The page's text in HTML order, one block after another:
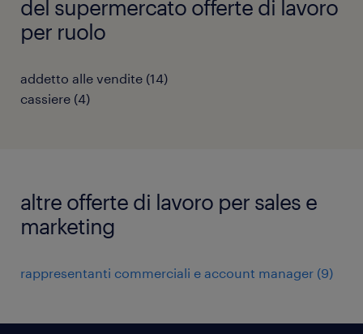
del supermercato offerte di lavoro
per ruolo
addetto alle vendite (14)
cassiere (4)
altre offerte di lavoro per sales e
marketing
rappresentanti commerciali e account manager (9)